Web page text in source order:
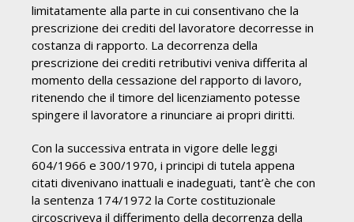
limitatamente alla parte in cui consentivano che la
prescrizione dei crediti del lavoratore decorresse in
costanza di rapporto. La decorrenza della
prescrizione dei crediti retributivi veniva differita al
momento della cessazione del rapporto di lavoro,
ritenendo che il timore del licenziamento potesse
spingere il lavoratore a rinunciare ai propri diritti.
Con la successiva entrata in vigore delle leggi
604/1966 e 300/1970, i principi di tutela appena
citati divenivano inattuali e inadeguati, tant’è che con
la sentenza 174/1972 la Corte costituzionale
circoscriveva il differimento della decorrenza della